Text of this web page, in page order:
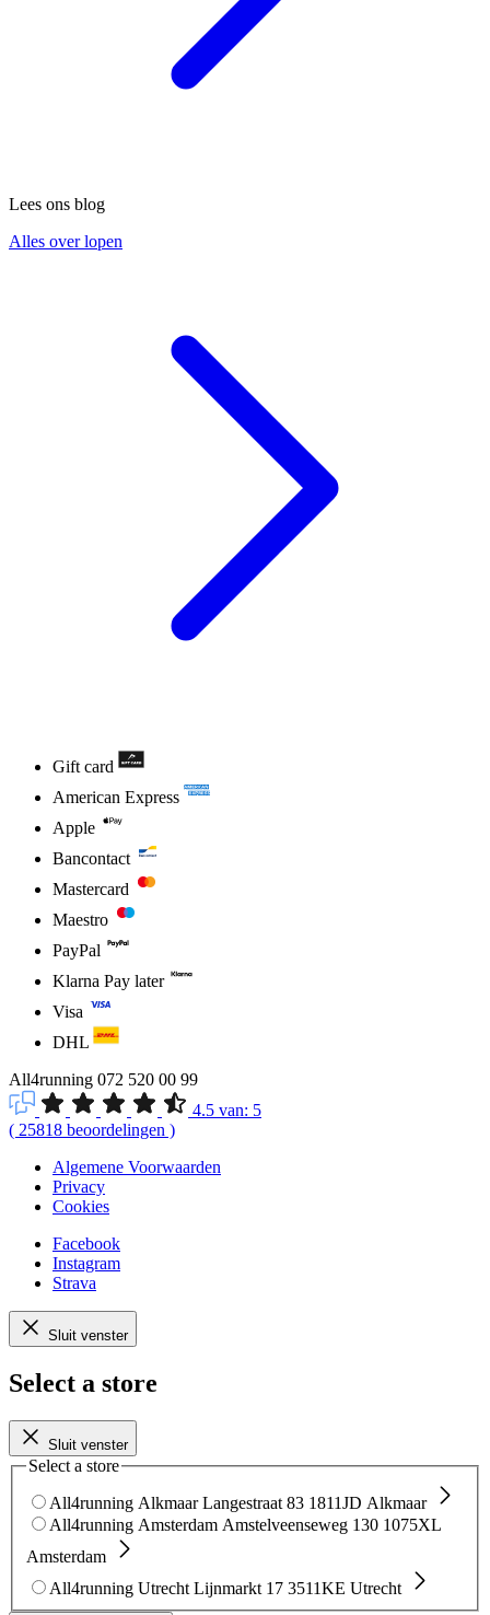
Lees ons blog
Alles over lopen
Gift card
American Express
Apple
Bancontact
Mastercard
Maestro
PayPal
Klarna Pay later
Visa
DHL
All4running 072 520 00 99
4.5 van: 5
( 25818 beoordelingen )
Algemene Voorwaarden
Privacy
Cookies
Facebook
Instagram
Strava
Sluit venster
Select a store
Sluit venster
Select a store
All4running Alkmaar Langestraat 83 1811JD Alkmaar
All4running Amsterdam Amstelveenseweg 130 1075XL
Amsterdam
All4running Utrecht Lijnmarkt 17 3511KE Utrecht